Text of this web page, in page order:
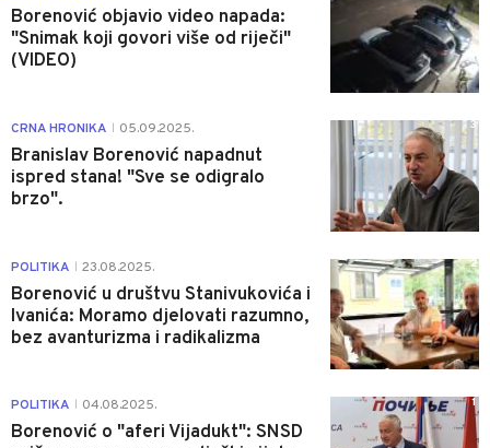
Borenović objavio video napada:
"Snimak koji govori više od riječi"
(VIDEO)
CRNA HRONIKA 05.09.2025.
Branislav Borenović napadnut
ispred stana! "Sve se odigralo
brzo".
3
POLITIKA 23.08.2025.
Borenović u društvu Stanivukovića i
Ivanića: Moramo djelovati razumno,
bez avanturizma i radikalizma
2
POLITIKA 04.08.2025.
Borenović o "aferi Vijadukt": SNSD
1